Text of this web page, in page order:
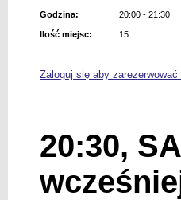
Godzina: 20:00 - 21:30
Ilość miejsc: 15
Zaloguj się aby zarezerwować
20:30,